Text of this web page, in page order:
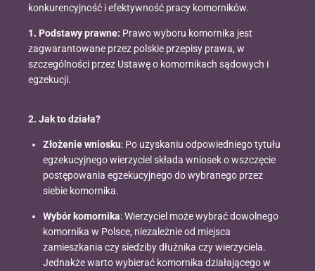
konkurencyjność i efektywność pracy komorników.
1. Podstawy prawne: Prawo wyboru komornika jest
zagwarantowane przez polskie przepisy prawa, w
szczególności przez Ustawę o komornikach sądowych i
egzekucji.
2. Jak to działa?
Złożenie wniosku: Po uzyskaniu odpowiedniego tytułu
egzekucyjnego wierzyciel składa wniosek o wszczęcie
postępowania egzekucyjnego do wybranego przez
siebie komornika.
Wybór komornika: Wierzyciel może wybrać dowolnego
komornika w Polsce, niezależnie od miejsca
zamieszkania czy siedziby dłużnika czy wierzyciela.
Jednakże warto wybierać komornika działającego w